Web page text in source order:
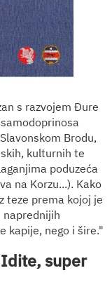
s razvojem Đure
Brodu,
kulturnih te
poduzeća
na Korzu...). Kako
teze prema kojoj je
kapije, nego i šire."
super